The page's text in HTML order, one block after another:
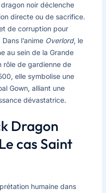
noir déclenche
directe ou de sacrifice.
de corruption pour
l’anime Overlord, le
au sein de la Grande
rôle de gardienne de
elle symbolise une
Gown, alliant une
dévastatrice.
Dragon
cas Saint
humaine dans